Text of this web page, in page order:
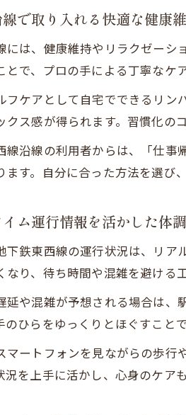
で取り入れる快適な健康
には、健康維持やリラクゼーシ
とで、プロの手による丁寧なケ
フケアとして自宅でできるリ
クス感が得られます。習慣化の
線沿線の利用者からは、「仕事
ます。自分に合った方法を選び
イム運行情報を活かした体
下鉄東西線の運行状況は、リア
なり、待ち時間や混雑を避ける
延や混雑が予想される場合は、
のひらをゆっくりとほぐすこと
マートフォンを見ながらの歩行
況を上手に活かし、心身のケア